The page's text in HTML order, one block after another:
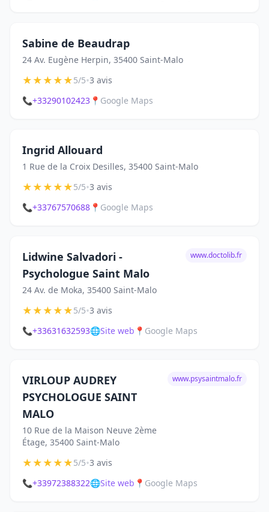
Sabine de Beaudrap
24 Av. Eugène Herpin, 35400 Saint-Malo
★★★★★5/5•3 avis
📞+33290102423 📍 Google Maps
Ingrid Allouard
1 Rue de la Croix Desilles, 35400 Saint-Malo
★★★★★5/5•3 avis
📞+33767570688 📍 Google Maps
Lidwine Salvadori -
Psychologue Saint Malo
24 Av. de Moka, 35400 Saint-Malo
www.doctolib.fr
★★★★★5/5•3 avis
📞+33631632593🌐Site web 📍 Google Maps
VIRLOUP AUDREY
PSYCHOLOGUE SAINT
MALO
10 Rue de la Maison Neuve 2ème
Étage, 35400 Saint-Malo
www.psysaintmalo.fr
★★★★★5/5•3 avis
📞+33972388322🌐Site web 📍 Google Maps